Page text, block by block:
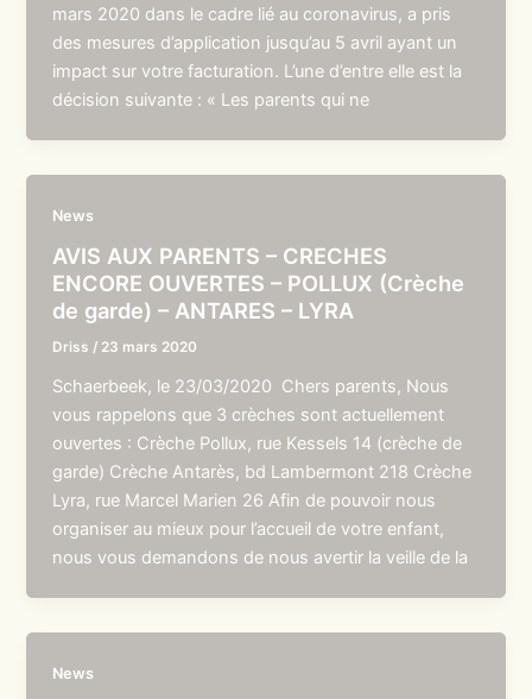
mars 2020 dans le cadre lié au coronavirus, a pris
des mesures d’application jusqu’au 5 avril ayant un
impact sur votre facturation. L’une d’entre elle est la
décision suivante : « Les parents qui ne
News
AVIS AUX PARENTS – CRECHES
ENCORE OUVERTES – POLLUX (Crèche
de garde) – ANTARES – LYRA
Driss / 23 mars 2020
Schaerbeek, le 23/03/2020 Chers parents, Nous
vous rappelons que 3 crèches sont actuellement
ouvertes : Crèche Pollux, rue Kessels 14 (crèche de
garde) Crèche Antarès, bd Lambermont 218 Crèche
Lyra, rue Marcel Marien 26 Afin de pouvoir nous
organiser au mieux pour l’accueil de votre enfant,
nous vous demandons de nous avertir la veille de la
News